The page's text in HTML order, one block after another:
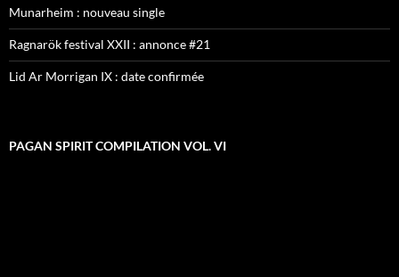
Munarheim : nouveau single
Ragnarök festival XXII : annonce #21
Lid Ar Morrigan IX : date confirmée
PAGAN SPIRIT COMPILATION VOL. VI